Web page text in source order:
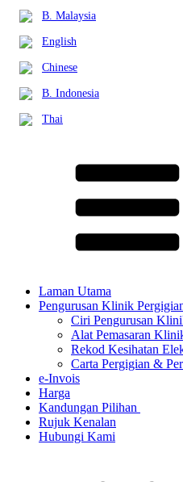
B. Malaysia
English
Chinese
B. Indonesia
Thai
Laman Utama
Pengurusan Klinik
Ciri Pengurusan
Alat Pemasaran
Rekod Kesihatan
Carta Pergigian &
e-Invois
Harga
Kandungan Pilihan ​
Rujuk Kenalan
Hubungi Kami